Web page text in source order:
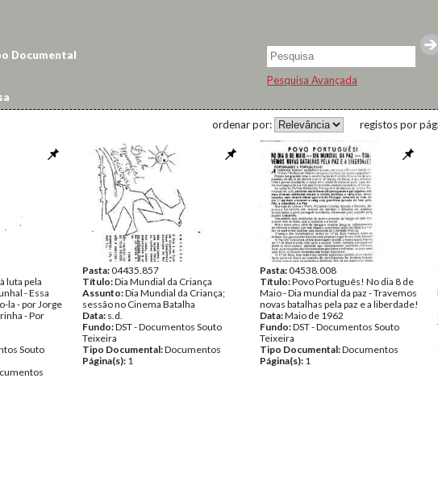
Pesquisa Avançada
Documental
registos por
ordenar por:
luta pela
- Essa
la - por Jorge
- Por
Souto
Pasta:04435.857
Título:Dia Mundial da Criança
Assunto:Dia Mundial da Criança;
sessão no Cinema Batalha
Data: s.d.
Fundo:DST - Documentos Souto
Teixeira
Tipo Documental:Documentos
Página(s): 1
Pasta:04538.008
Título:Povo Português! No dia 8 de
Maio - Dia mundial da paz - Travemos
novas batalhas pela paz e a liberdade!
Data:Maio de 1962
Fundo:DST - Documentos Souto
Teixeira
Tipo Documental:Documentos
Página(s): 1